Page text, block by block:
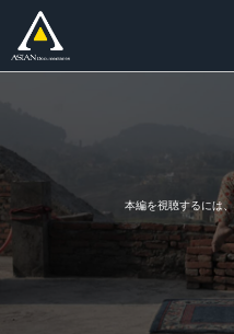
本編を視聴するには